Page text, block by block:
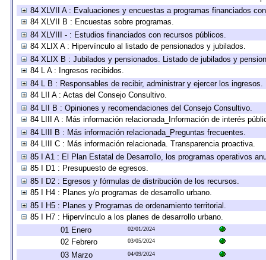
84 XLVII A : Evaluaciones y encuestas a programas financiados
84 XLVII B : Encuestas sobre programas.
84 XLVIII - : Estudios financiados con recursos públicos.
84 XLIX A : Hipervínculo al listado de pensionados y jubilados.
84 XLIX B : Jubilados y pensionados. Listado de jubilados y
84 L A : Ingresos recibidos.
84 L B : Responsables de recibir, administrar y ejercer los ingresos.
84 LII A : Actas del Consejo Consultivo.
84 LII B : Opiniones y recomendaciones del Consejo Consultivo.
84 LIII A : Más información relacionada_Información de interés
84 LIII B : Más información relacionada_Preguntas frecuentes.
84 LIII C : Más información relacionada. Transparencia proactiva.
85 I A1 : El Plan Estatal de Desarrollo, los programas operativos
85 I D1 : Presupuesto de egresos.
85 I D2 : Egresos y fórmulas de distribución de los recursos.
85 I H4 : Planes y/o programas de desarrollo urbano.
85 I H5 : Planes y Programas de ordenamiento territorial.
85 I H7 : Hipervínculo a los planes de desarrollo urbano.
01 Enero
02/01/2024
02 Febrero 03/05/2024
03 Marzo 04/09/2024